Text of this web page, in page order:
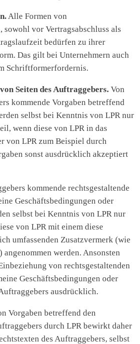
Alle Formen von
sowohl vor Vertragsabschluss als
bedürfen zu ihrer
Das gilt bei Unternehmern auch
Schriftformerfordernis.
Seiten des Auftraggebers. Von
kommende Vorgaben betreffend
selbst bei Kenntnis von LPR nur
wenn diese von LPR in das
von LPR zum Beispiel durch
sonst ausdrücklich akzeptiert
kommende rechtsgestaltende
Geschäftsbedingungen oder
selbst bei Kenntnis von LPR nur
von LPR mit einem diese
umfassenden Zusatzvermerk (wie
werden. Ansonsten
von rechtsgestaltenden
Geschäftsbedingungen oder
ausdrücklich.
Vorgaben betreffend den
durch LPR bewirkt daher
des Auftraggebers, selbst